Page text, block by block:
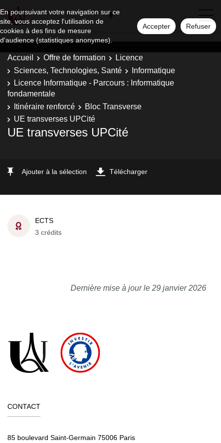
En poursuivant votre navigation sur ce
site, vous acceptez l'utilisation de
cookies à des fins de mesure
d'audience (statistiques anonymes).
Accepter Refuser
Accueil Offre de formation
Licence
Sciences, Technologies, Santé
Informatique
Licence Informatique - Parcours : Informatique
fondamentale
Itinéraire renforcé
Bloc Transverse
UE transverses UPCité
UE transverses UPCité
Ajouter à la sélection Télécharger
ECTS
3 crédits
Dernière mise à jour le 29 janvier 2026
CONTACT
85 boulevard Saint-Germain 75006 Paris